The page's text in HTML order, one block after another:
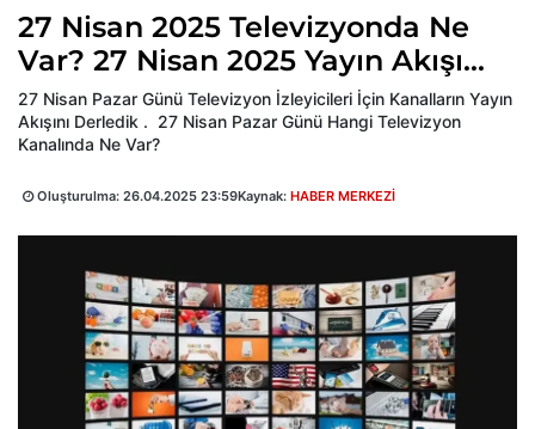
27 Nisan 2025 Televizyonda Ne
Var? 27 Nisan 2025 Yayın Akışı...
27 Nisan Pazar Günü Televizyon İzleyicileri İçin Kanalların Yayın
Akışını Derledik . 27 Nisan Pazar Günü Hangi Televizyon
Kanalında Ne Var?
Oluşturulma: 26.04.2025 23:59Kaynak: HABER MERKEZİ